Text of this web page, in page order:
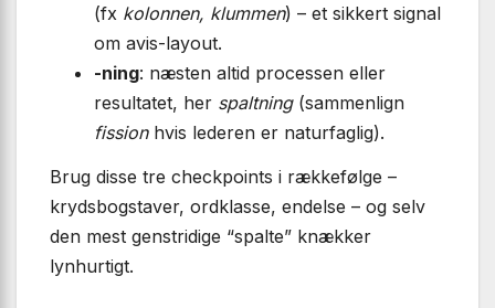
(fx kolonnen, klummen) – et sikkert signal
om avis-layout.
-ning: næsten altid processen eller
resultatet, her spaltning(sammenlign
fissionhvis lederen er naturfaglig).
Brug disse tre checkpoints i rækkefølge –
krydsbogstaver, ordklasse, endelse – og selv
den mest genstridige “spalte” knækker
lynhurtigt.